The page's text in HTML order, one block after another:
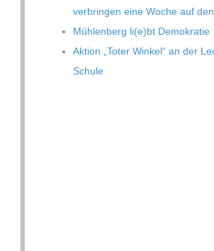
ver­brin­gen eine Woche auf
Müh­len­berg li(e)bt Demokratie
Aktion „Toter Win­kel“ an der
Schule